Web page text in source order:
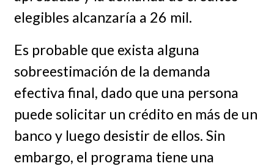
elegibles alcanzaría a 26 mil.
Es probable que exista alguna
sobreestimación de la demanda
efectiva final, dado que una persona
puede solicitar un crédito en más de un
banco y luego desistir de ellos. Sin
embargo, el programa tiene una